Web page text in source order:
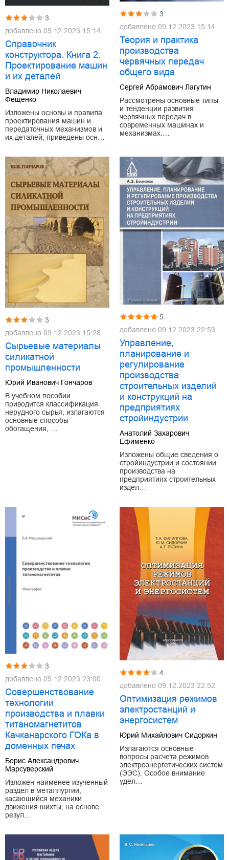
3
добавлено 09.12.2023 15:14
Справочник
конструктора. Книга 2.
Проектирование машин
и их деталей
Владимир Николаевич
Фещенко
Изложены основы и правила
проектирования машин и
передаточных механизмов и
их деталей, приведены осн…
3
добавлено 09.12.2023 15:14
Теория и практика
производства
червячных передач
общего вида
Сергей Абрамович Лагутин
Рассмотрены основные типы
и тенденции развития
червячных передач в
современных машинах и
механизмах.…
3
добавлено 09.12.2023 15:28
Сырьевые материалы
силикатной
промышленности
Юрий Иванович Гончаров
В учебном пособии
приводится классификация
нерудного сырья, излагаются
основные способы
обогащения, …
5
добавлено 09.12.2023 22:53
Управление,
планирование и
регулирование
производства
строительных изделий
и конструкций на
предприятиях
стройиндустрии
Анатолий Захарович
Ефименко
Изложены общие сведения о
стройиндустрии и состоянии
производства на
предприятиях строительных
издел…
3
добавлено 09.12.2023 23:00
Совершенствование
технологии
производства и плавки
титаномагнетитов
Качканарского ГОКа в
доменных печах
Борис Александрович
Марсуверский
Изложен наименее изученный
раздел в металлургии,
касающийся механики
движения шихты, на основе
резул…
4
добавлено 09.12.2023 22:52
Оптимизация режимов
электростанций и
энергосистем
Юрий Михайлович Сидоркин
Излагаются основные
вопросы расчета режимов
электроэнергетических систем
(ЭЭС). Особое внимание
удел…